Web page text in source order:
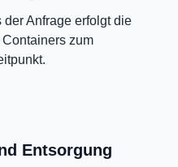
der Anfrage erfolgt die
zum
Entsorgung